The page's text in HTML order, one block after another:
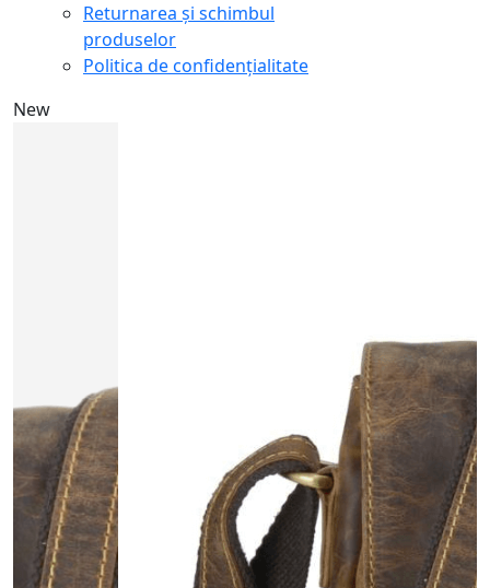
Returnarea și schimbul
produselor
Politica de confidențialitate
New